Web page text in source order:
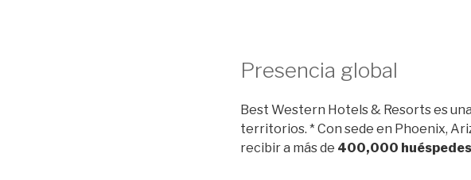
Presencia global
Best Western Hotels & Resorts es
territorios. * Con sede en Phoenix,
recibir a más de 400,000 huéspedes